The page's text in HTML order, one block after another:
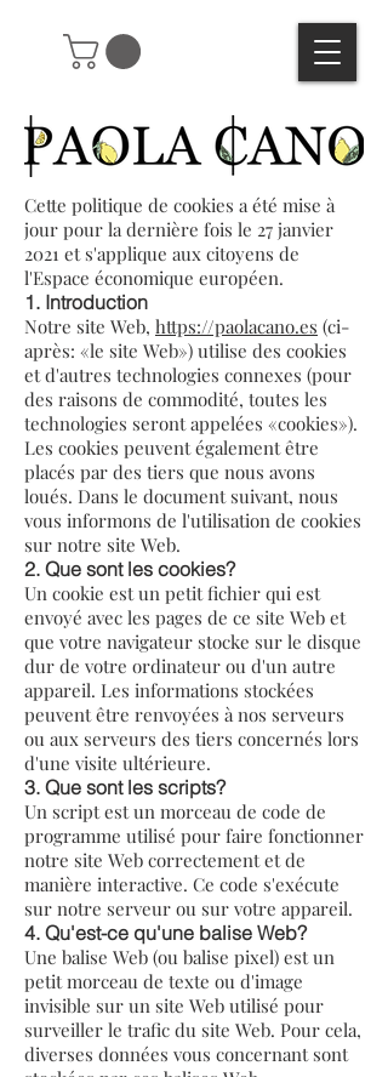
Cette politique de cookies a été mise à
jour pour la dernière fois le 27 janvier
2021 et s'applique aux citoyens de
l'Espace économique européen.
1. Introduction
Notre site Web, https://paolacano.es (ci-
après: «le site Web») utilise des cookies
et d'autres technologies connexes (pour
des raisons de commodité, toutes les
technologies seront appelées «cookies»).
Les cookies peuvent également être
placés par des tiers que nous avons
loués. Dans le document suivant, nous
vous informons de l'utilisation de cookies
sur notre site Web.
2. Que sont les cookies?
Un cookie est un petit fichier qui est
envoyé avec les pages de ce site Web et
que votre navigateur stocke sur le disque
dur de votre ordinateur ou d'un autre
appareil. Les informations stockées
peuvent être renvoyées à nos serveurs
ou aux serveurs des tiers concernés lors
d'une visite ultérieure.
3. Que sont les scripts?
Un script est un morceau de code de
programme utilisé pour faire fonctionner
notre site Web correctement et de
manière interactive. Ce code s'exécute
sur notre serveur ou sur votre appareil.
4. Qu'est-ce qu'une balise Web?
Une balise Web (ou balise pixel) est un
petit morceau de texte ou d'image
invisible sur un site Web utilisé pour
surveiller le trafic du site Web. Pour cela,
diverses données vous concernant sont